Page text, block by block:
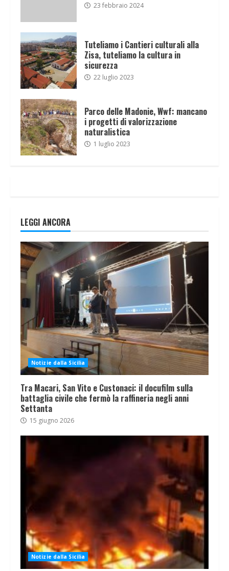
23 febbraio 2024
Tuteliamo i Cantieri culturali alla
Zisa, tuteliamo la cultura in
sicurezza
22 luglio 2023
Parco delle Madonie, Wwf: mancano
i progetti di valorizzazione
naturalistica
1 luglio 2023
LEGGI ANCORA
Notizie dalla Sicilia
Tra Macari, San Vito e Custonaci: il docufilm sulla
battaglia civile che fermò la raffineria negli anni
Settanta
15 giugno 2026
Notizie dalla Sicilia